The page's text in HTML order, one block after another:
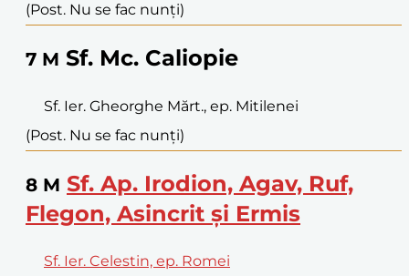
(Post. Nu se fac nunți)
7 M Sf. Mc. Caliopie
Sf. Ier. Gheorghe Mărt., ep. Mitilenei
(Post. Nu se fac nunți)
8 M Sf. Ap. Irodion, Agav, Ruf,
Flegon, Asincrit și Ermis
Sf. Ier. Celestin, ep. Romei